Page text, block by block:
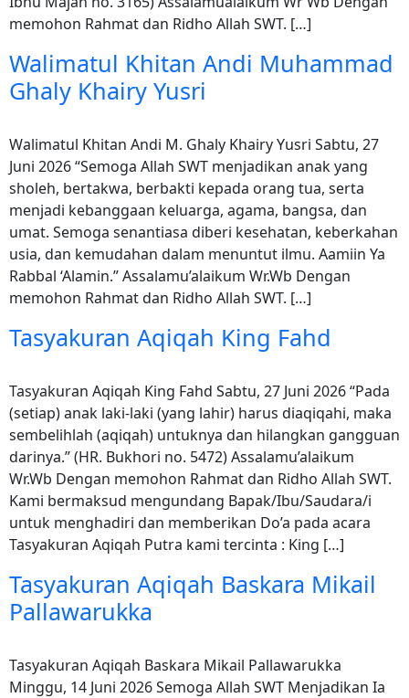
memohon Rahmat dan Ridho Allah SWT. […]
Walimatul Khitan Andi Muhammad
Ghaly Khairy Yusri
Walimatul Khitan Andi M. Ghaly Khairy Yusri Sabtu, 27
Juni 2026 “Semoga Allah SWT menjadikan anak yang
sholeh, bertakwa, berbakti kepada orang tua, serta
menjadi kebanggaan keluarga, agama, bangsa, dan
umat. Semoga senantiasa diberi kesehatan, keberkahan
usia, dan kemudahan dalam menuntut ilmu. Aamiin Ya
Rabbal ‘Alamin.” Assalamu’alaikum Wr.Wb Dengan
memohon Rahmat dan Ridho Allah SWT. […]
Tasyakuran Aqiqah King Fahd
Tasyakuran Aqiqah King Fahd Sabtu, 27 Juni 2026 “Pada
(setiap) anak laki-laki (yang lahir) harus diaqiqahi, maka
sembelihlah (aqiqah) untuknya dan hilangkan gangguan
darinya.” (HR. Bukhori no. 5472) Assalamu’alaikum
Wr.Wb Dengan memohon Rahmat dan Ridho Allah SWT.
Kami bermaksud mengundang Bapak/Ibu/Saudara/i
untuk menghadiri dan memberikan Do’a pada acara
Tasyakuran Aqiqah Putra kami tercinta : King […]
Tasyakuran Aqiqah Baskara Mikail
Pallawarukka
Tasyakuran Aqiqah Baskara Mikail Pallawarukka
Minggu, 14 Juni 2026 Semoga Allah SWT Menjadikan Ia